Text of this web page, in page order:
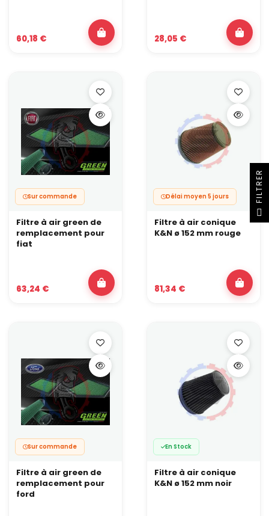
60,18 € 28,05 €
Sur commande
Filtre à air green de
remplacement pour
fiat
63,24 €
Délai moyen 5 jours
Filtre à air conique
K&N ø 152 mm rouge
81,34 €
Sur commande
Filtre à air green de
remplacement pour
ford
En Stock
Filtre à air conique
K&N ø 152 mm noir
R